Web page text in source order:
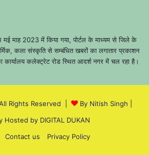
मई माह 2023 में किया गया, पोर्टल के माध्यम से जिले के
कला संस्कृति से सम्बंधित खबरों का लगातार प्रकाशन
कार्यालय कलेक्ट्रेट रोड स्थित आदर्श नगर में चल रहा है।
Rights Reserved | By Nitish Singh
Hosted by DIGITAL DUKAN
Contact us Privacy Policy